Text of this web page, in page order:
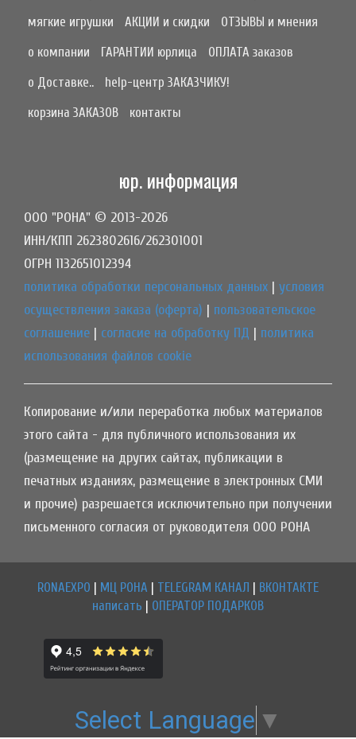
мягкие игрушки
АКЦИИ и скидки
ОТЗЫВЫ и мнения
о компании
ГАРАНТИИ юрлица
ОПЛАТА заказов
о Доставке..
help-центр ЗАКАЗЧИКУ!
корзина ЗАКАЗОВ
контакты
юр. информация
ООО "РОНА" © 2013-2026
ИНН/КПП 2623802616/262301001
ОГРН 1132651012394
политика обработки персональных данных | условия
осуществления заказа (оферта) | пользовательское
соглашение | согласие на обработку ПД | политика
использования файлов cookie
Копирование и/или переработка любых материалов
этого сайта - для публичного использования их
(размещение на других сайтах, публикации в
печатных изданиях, размещение в электронных СМИ
и прочие) разрешается исключительно при получении
письменного согласия от руководителя ООО РОНА
RONAEXPO | МЦ РОНА | TELEGRAM КАНАЛ | ВКОНТАКТЕ
написать | ОПЕРАТОР ПОДАРКОВ
Select Language ▼